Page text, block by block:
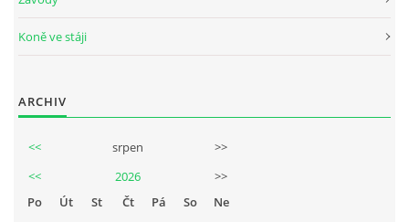
Koně ve stáji
ARCHIV
<< srpen
>>
<<
2026
>>
Po
Út St Čt Pá So
Ne